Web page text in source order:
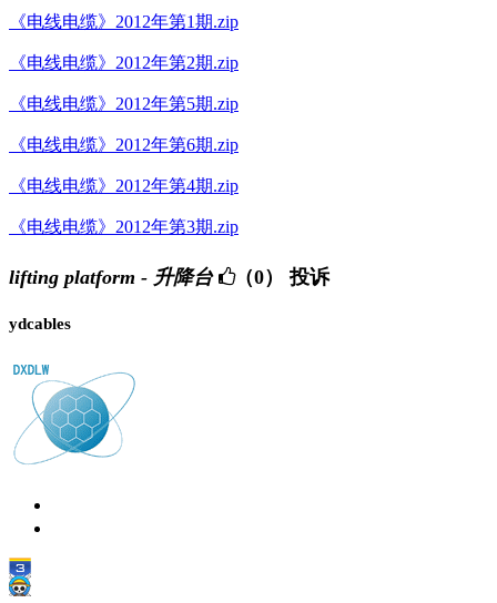
《电线电缆》2012年第1期.zip
《电线电缆》2012年第2期.zip
《电线电缆》2012年第5期.zip
《电线电缆》2012年第6期.zip
《电线电缆》2012年第4期.zip
《电线电缆》2012年第3期.zip
lifting platform - 升降台 （0） 投诉
ydcables